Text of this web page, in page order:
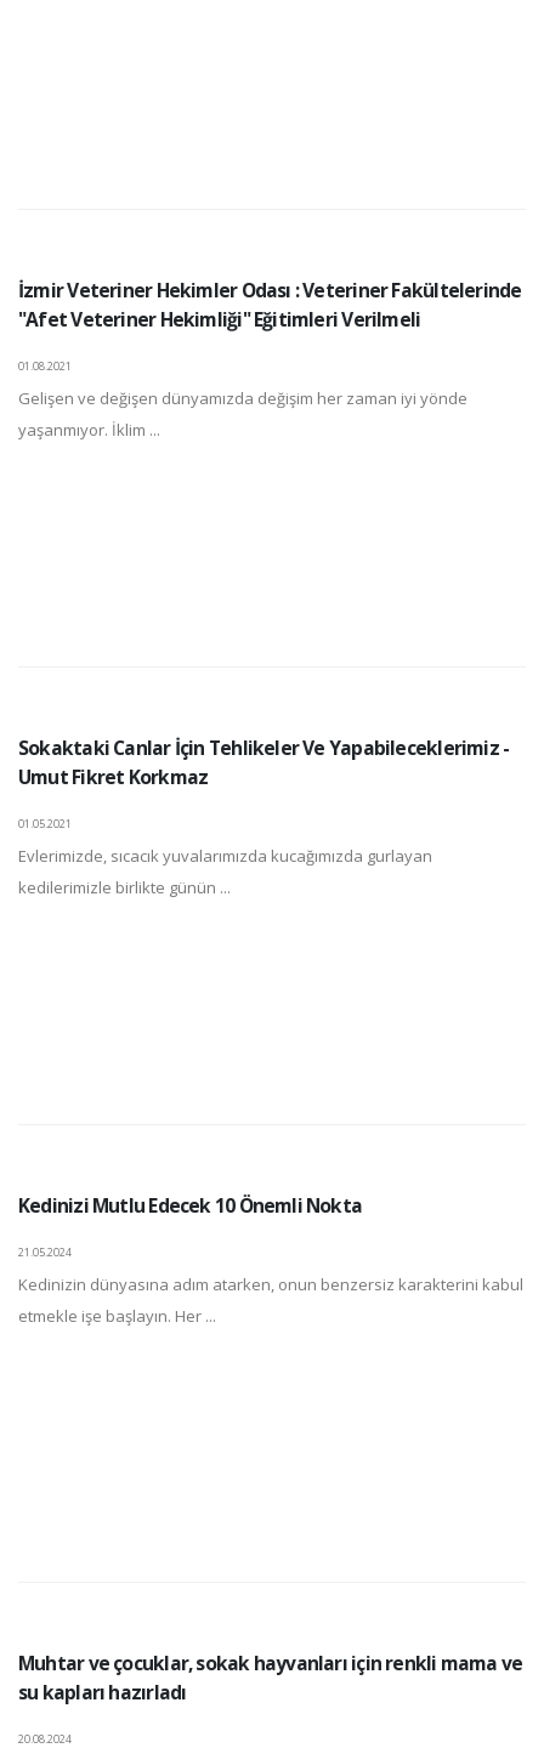
İzmir Veteriner Hekimler Odası : Veteriner Fakültelerinde
"Afet Veteriner Hekimliği" Eğitimleri Verilmeli
01.08.2021
Gelişen ve değişen dünyamızda değişim her zaman iyi yönde
yaşanmıyor. İklim ...
Sokaktaki Canlar İçin Tehlikeler Ve Yapabileceklerimiz -
Umut Fikret Korkmaz
01.05.2021
Evlerimizde, sıcacık yuvalarımızda kucağımızda gurlayan
kedilerimizle birlikte günün ...
Kedinizi Mutlu Edecek 10 Önemli Nokta
21.05.2024
Kedinizin dünyasına adım atarken, onun benzersiz karakterini kabul
etmekle işe başlayın. Her ...
Muhtar ve çocuklar, sokak hayvanları için renkli mama ve
su kapları hazırladı
20.08.2024